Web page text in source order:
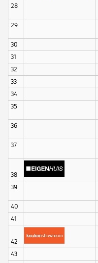
28
29
30
31
32
33
34
35
36
37
38
39
40
41
42
43